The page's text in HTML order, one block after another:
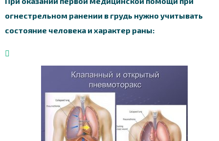
огнестрельном ранении в грудь нужно учитывать
состояние человека и характер раны: